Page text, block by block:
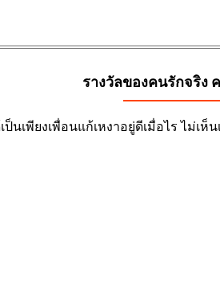
รางวัลของคนรักจริง
เพียงเพื่อนแก้เหงาอยู่ดีเมื่อไร ไม่เห็น